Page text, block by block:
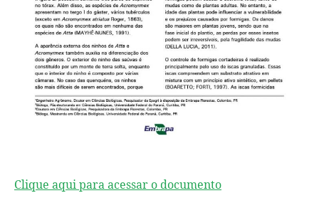
Clique aqui para acessar o documento